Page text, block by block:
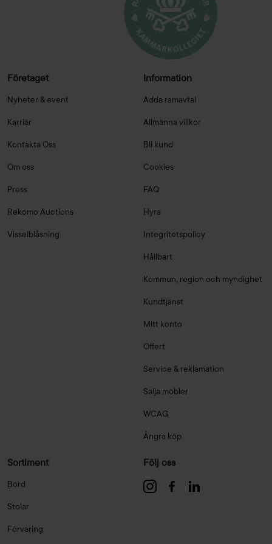
Företaget
Nyheter & event
Karriär
Kontakta Oss
Om oss
Press
Rekomo Auctions
Visselblåsning
Information
Adda ramavtal
Allmänna villkor
Bli kund
Cookies
FAQ
Hyra
Integritetspolicy
Hållbart
Kommun, region och myndighet
Kundtjänst
Mitt konto
Offert
Service & reklamation
Sälja möbler
WCAG
Ångra köp
Sortiment
Bord
Stolar
Förvaring
Följ oss